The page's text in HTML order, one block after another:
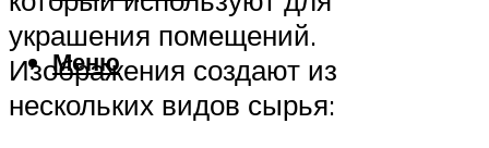
Меню
украшения помещений.
Изображения создают из
нескольких видов сырья: